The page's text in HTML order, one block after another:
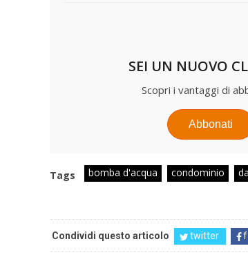
SEI UN NUOVO
Scopri i vantaggi di
Abbonati
Tags bomba d'acqua condominio
Condividi questo articolo twitter